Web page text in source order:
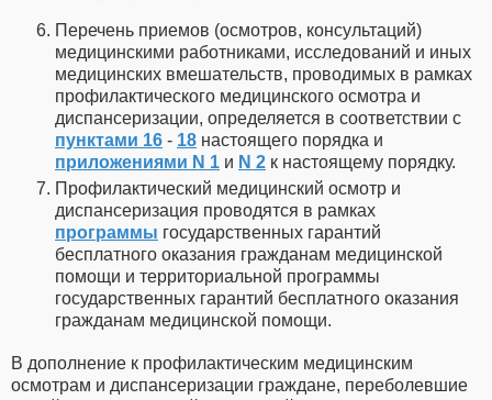
Перечень приемов (осмотров, консультаций)
медицинскими работниками, исследований и иных
медицинских вмешательств, проводимых в рамках
профилактического медицинского осмотра и
диспансеризации, определяется в соответствии с
пунктами 16 - 18 настоящего порядка и
приложениями N 1 и N 2 к настоящему порядку.
Профилактический медицинский осмотр и
диспансеризация проводятся в рамках
программы государственных гарантий
бесплатного оказания гражданам медицинской
помощи и территориальной программы
государственных гарантий бесплатного оказания
гражданам медицинской помощи.
В дополнение к профилактическим медицинским
осмотрам и диспансеризации граждане, переболевшие